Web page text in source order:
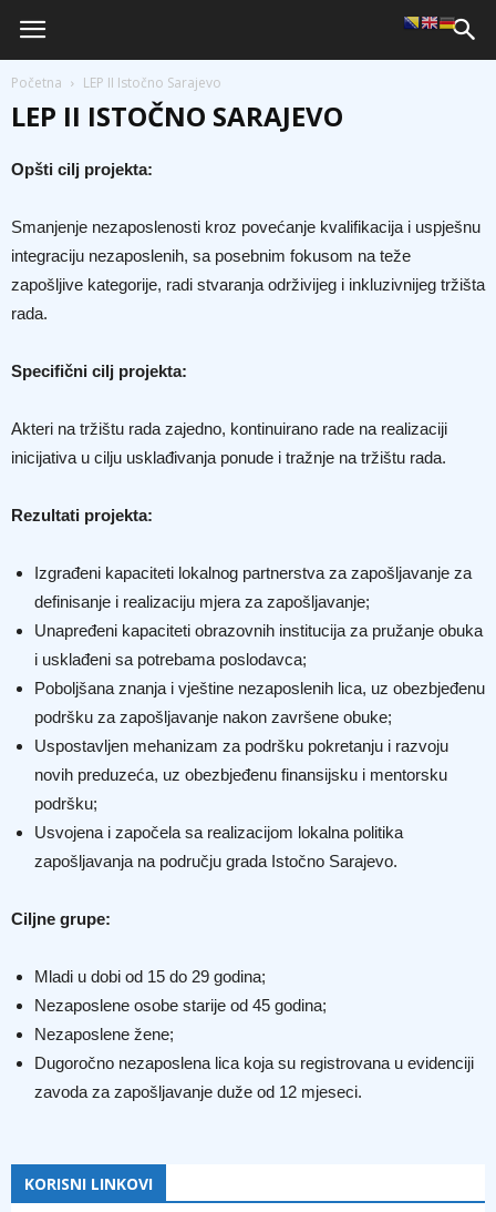
Početna LEP II Istočno Sarajevo
LEP II ISTOČNO SARAJEVO
Opšti cilj projekta:
Smanjenje nezaposlenosti kroz povećanje kvalifikacija i uspješnu
integraciju nezaposlenih, sa posebnim fokusom na teže
zapošljive kategorije, radi stvaranja održivijeg i inkluzivnijeg tržišta
rada.
Specifični cilj projekta:
Akteri na tržištu rada zajedno, kontinuirano rade na realizaciji
inicijativa u cilju usklađivanja ponude i tražnje na tržištu rada.
Rezultati projekta:
Izgrađeni kapaciteti lokalnog partnerstva za zapošljavanje za
definisanje i realizaciju mjera za zapošljavanje;
Unapređeni kapaciteti obrazovnih institucija za pružanje obuka
i usklađeni sa potrebama poslodavca;
Poboljšana znanja i vještine nezaposlenih lica, uz obezbjeđenu
podršku za zapošljavanje nakon završene obuke;
Uspostavljen mehanizam za podršku pokretanju i razvoju
novih preduzeća, uz obezbjeđenu finansijsku i mentorsku
podršku;
Usvojena i započela sa realizacijom lokalna politika
zapošljavanja na području grada Istočno Sarajevo.
Ciljne grupe:
Mladi u dobi od 15 do 29 godina;
Nezaposlene osobe starije od 45 godina;
Nezaposlene žene;
Dugoročno nezaposlena lica koja su registrovana u evidenciji
zavoda za zapošljavanje duže od 12 mjeseci.
KORISNI LINKOVI